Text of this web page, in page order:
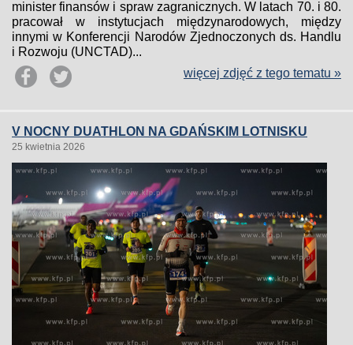
minister finansów i spraw zagranicznych. W latach 70. i 80.
pracował w instytucjach międzynarodowych, między
innymi w Konferencji Narodów Zjednoczonych ds. Handlu
i Rozwoju (UNCTAD)...
więcej zdjęć z tego tematu »
V NOCNY DUATHLON NA GDAŃSKIM LOTNISKU
25 kwietnia 2026